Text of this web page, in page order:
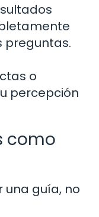
preguntas.
o
percepción
como
una guía, no